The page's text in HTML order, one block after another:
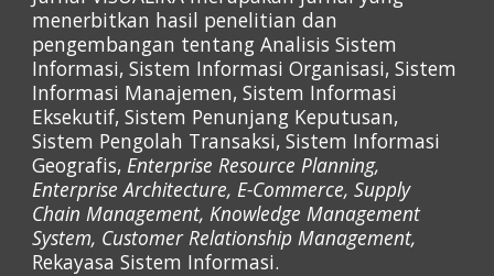
menerbitkan hasil penelitian dan
pengembangan tentang Analisis Sistem
Informasi, Sistem Informasi Organisasi, Sistem
Informasi Manajemen, Sistem Informasi
Eksekutif, Sistem Penunjang Keputusan,
Sistem Pengolah Transaksi, Sistem Informasi
Geografis,Enterprise Resource Planning,
Enterprise Architecture, E-Commerce, Supply
Chain Management, Knowledge Management
System, Customer Relationship Management,
Rekayasa Sistem Informasi.